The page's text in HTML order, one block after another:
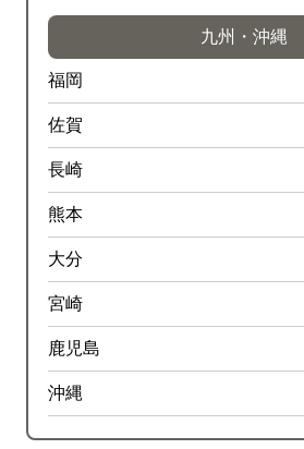
九州・沖縄
福岡
佐賀
長崎
熊本
大分
宮崎
鹿児島
沖縄